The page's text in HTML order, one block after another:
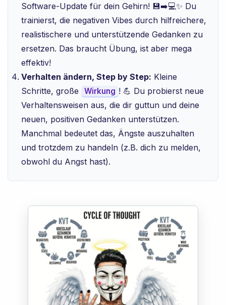
Software-Update für dein Gehirn! 💾➡️💻✨ Du
trainierst, die negativen Vibes durch hilfreichere,
realistischere und unterstützende Gedanken zu
ersetzen. Das braucht Übung, ist aber mega
effektiv!
Verhalten ändern, Step by Step: Kleine
Schritte, große
Wirkung ! 💪 Du probierst neue
Verhaltensweisen aus, die dir guttun und deine
neuen, positiven Gedanken unterstützen.
Manchmal bedeutet das, Ängste auszuhalten
und trotzdem zu handeln (z.B. dich zu melden,
obwohl du Angst hast).